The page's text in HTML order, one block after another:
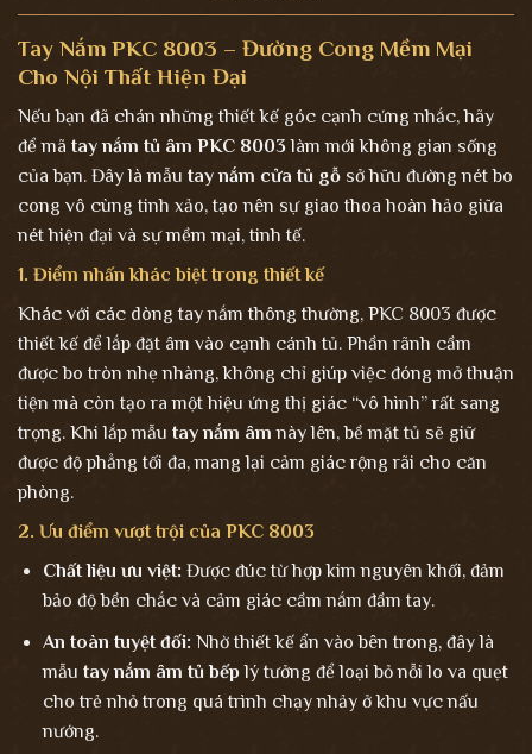
Tay Nắm PKC 8003 – Đường Cong Mềm Mại
Cho Nội Thất Hiện Đại
Nếu bạn đã chán những thiết kế góc cạnh cứng nhắc, hãy
để mã tay nắm tủ âm PKC 8003làm mới không gian sống
của bạn. Đây là mẫu tay nắm cửa tủ gỗ sở hữu đường nét bo
cong vô cùng tinh xảo, tạo nên sự giao thoa hoàn hảo giữa
nét hiện đại và sự mềm mại, tinh tế.
1. Điểm nhấn khác biệt trong thiết kế
Khác với các dòng tay nắm thông thường, PKC 8003 được
thiết kế để lắp đặt âm vào cạnh cánh tủ. Phần rãnh cầm
được bo tròn nhẹ nhàng, không chỉ giúp việc đóng mở thuận
tiện mà còn tạo ra một hiệu ứng thị giác “vô hình” rất sang
trọng. Khi lắp mẫu tay nắm âm này lên, bề mặt tủ sẽ giữ
được độ phẳng tối đa, mang lại cảm giác rộng rãi cho căn
phòng.
2. Ưu điểm vượt trội của PKC 8003
Chất liệu ưu việt: Được đúc từ hợp kim nguyên khối, đảm
bảo độ bền chắc và cảm giác cầm nắm đầm tay.
An toàn tuyệt đối: Nhờ thiết kế ẩn vào bên trong, đây là
mẫu tay nắm âm tủ bếplý tưởng để loại bỏ nỗi lo va quẹt
cho trẻ nhỏ trong quá trình chạy nhảy ở khu vực nấu
nướng.